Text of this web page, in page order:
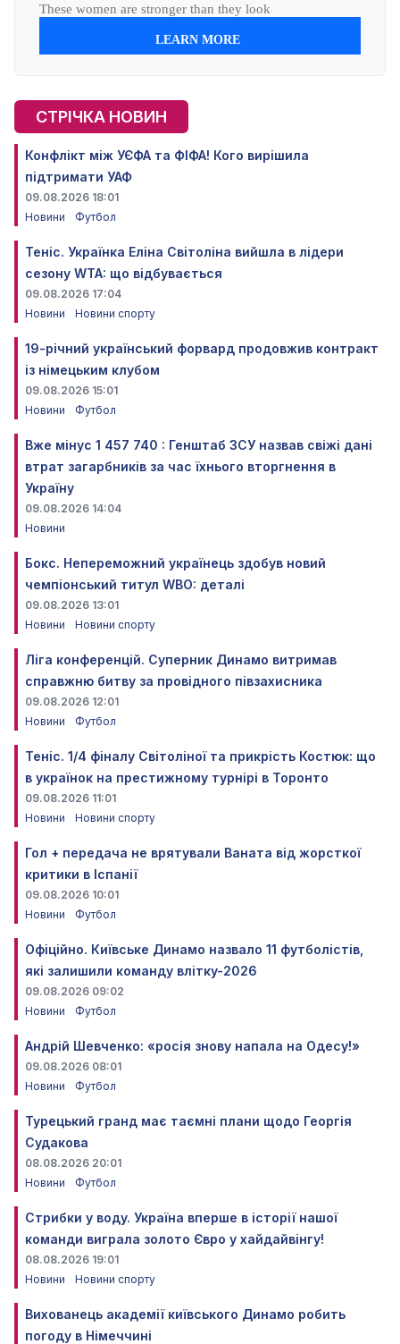
СТРІЧКА НОВИН
Конфлікт між УЄФА та ФІФА! Кого вирішила
підтримати УАФ
09.08.2026 18:01
Новини
Футбол
Теніс. Українка Еліна Світоліна вийшла в лідери
сезону WTA: що відбувається
09.08.2026 17:04
Новини
Новини спорту
19-річний український форвард продовжив контракт
із німецьким клубом
09.08.2026 15:01
Новини
Футбол
Вже мінус 1 457 740 : Генштаб ЗСУ назвав свіжі дані
втрат загарбників за час їхнього вторгнення в
Україну
09.08.2026 14:04
Новини
Бокс. Непереможний українець здобув новий
чемпіонський титул WBO: деталі
09.08.2026 13:01
Новини
Новини спорту
Ліга конференцій. Суперник Динамо витримав
справжню битву за провідного півзахисника
09.08.2026 12:01
Новини
Футбол
Теніс. 1/4 фіналу Світоліної та прикрість Костюк: що
в українок на престижному турнірі в Торонто
09.08.2026 11:01
Новини
Новини спорту
Гол + передача не врятували Ваната від жорсткої
критики в Іспанії
09.08.2026 10:01
Новини
Футбол
Офіційно. Київське Динамо назвало 11 футболістів,
які залишили команду влітку-2026
09.08.2026 09:02
Новини
Футбол
Андрій Шевченко: «росія знову напала на Одесу!»
09.08.2026 08:01
Новини
Футбол
Турецький гранд має таємні плани щодо Георгія
Судакова
08.08.2026 20:01
Новини
Футбол
Стрибки у воду. Україна вперше в історії нашої
команди виграла золото Євро у хайдайвінгу!
08.08.2026 19:01
Новини
Новини спорту
Вихованець академії київського Динамо робить
погоду в Німеччині